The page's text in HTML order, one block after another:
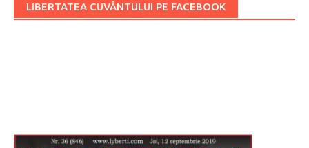
LIBERTATEA CUVÂNTULUI PE FACEBOOK